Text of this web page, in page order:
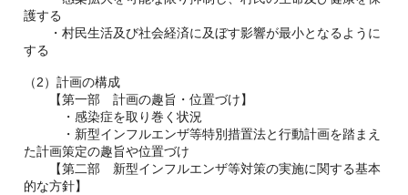
護する
・村民生活及び社会経済に及ぼす影響が最小となるように
する
（2）計画の構成
【第一部 計画の趣旨・位置づけ】
・感染症を取り巻く状況
・新型インフルエンザ等特別措置法と行動計画を踏まえ
た計画策定の趣旨や位置づけ
【第二部 新型インフルエンザ等対策の実施に関する基本
的な方針】